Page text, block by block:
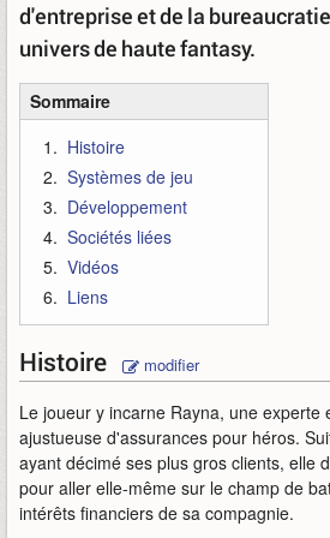
d'entreprise et de la
univers de haute fantasy.
Sommaire
Histoire
Systèmes de jeu
Développement
Sociétés liées
Vidéos
Liens
Histoire modifier
Le joueur y incarne Rayna, une experte
ajustueuse d'assurances pour héros.
ayant décimé ses plus gros clients, elle
pour aller elle-même sur le champ de
intérêts financiers de sa compagnie.